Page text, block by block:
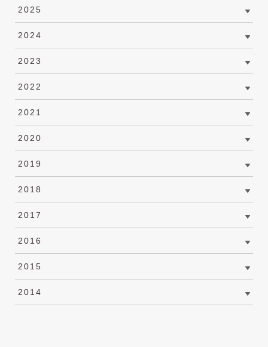
2025
2024
2023
2022
2021
2020
2019
2018
2017
2016
2015
2014